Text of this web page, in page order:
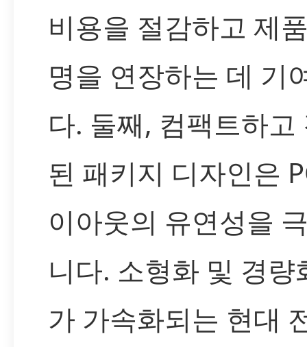
비용을 절감하고 제
명을 연장하는 데 기
다. 둘째, 컴팩트하고
된 패키지 디자인은
이아웃의 유연성을
니다. 소형화 및 경량
가 가속화되는 현대